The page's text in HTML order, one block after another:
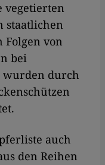
vegetierten
staatlichen
Folgen von
bei
wurden durch
auch
den Reihen